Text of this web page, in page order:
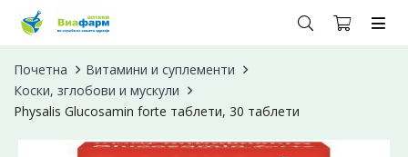
Почетна
Витамини и суплементи
Коски, зглобови и мускули
Physalis Glucosamin forte таблети, 30 таблети